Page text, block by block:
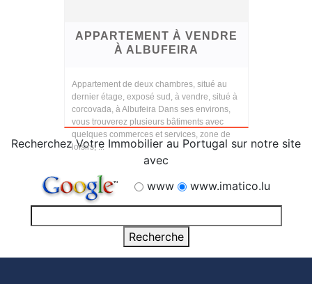
APPARTEMENT À VENDRE
À ALBUFEIRA
Appartement de deux chambres, situé au
dernier étage, exposé sud, à vendre, situé à
corcovada, à Albufeira Dans ses environs,
vous trouverez plusieurs bâtiments avec
quelques commerces et services, zone de
loisirs, ...
Recherchez Votre Immobilier au Portugal sur notre site
avec
www
www.imatico.lu